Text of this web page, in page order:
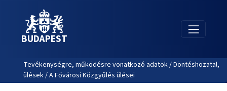
BUDAPEST
Tevékenységre, működésre vonatkozó adatok / Döntéshozatal,
ülések / A Fővárosi Közgyűlés ülései